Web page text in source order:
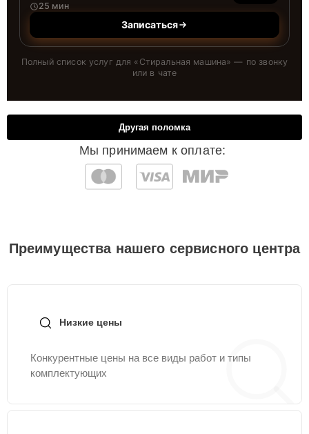
25 мин
Записаться
Полный список услуг для « Стиральная машина» — по звонку
или в чате
Мы принимаем к оплате:
Другая поломка
Преимущества нашего сервисного центра
Низкие цены
Конкурентные цены на все виды работ и типы
комплектующих